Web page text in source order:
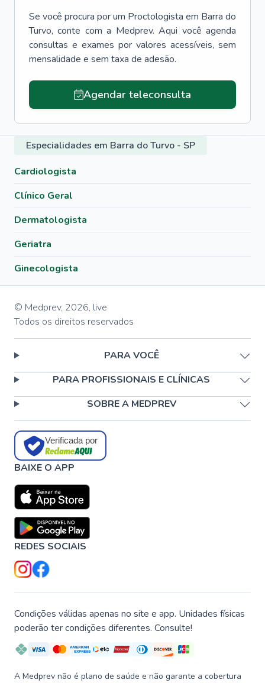
Se você procura por um Proctologista em Barra do
Turvo, conte com a Medprev. Aqui você agenda
consultas e exames por valores acessíveis, sem
mensalidade e sem taxa de adesão.
Agendar teleconsulta
Especialidades em Barra do Turvo - SP
Cardiologista
Clínico Geral
Dermatologista
Geriatra
Ginecologista
© Medprev, 2026, live
Todos os direitos reservados
PARA VOCÊ
PARA PROFISSIONAIS E CLÍNICAS
SOBRE A MEDPREV
Verificada por
BAIXE O APP
REDES SOCIAIS
Condições válidas apenas no site e app. Unidades físicas
poderão ter condições diferentes. Consulte!
A Medprev não é plano de saúde e não garante a cobertura